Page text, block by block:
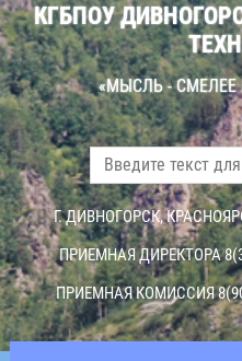
КГБПОУ
«МЫСЛЬ - СМЕЛЕЕ
Г. ДИВНОГОРСК,
ПРИЕМНАЯ ДИРЕКТОРА
ПРИЕМНАЯ КОМИССИЯ